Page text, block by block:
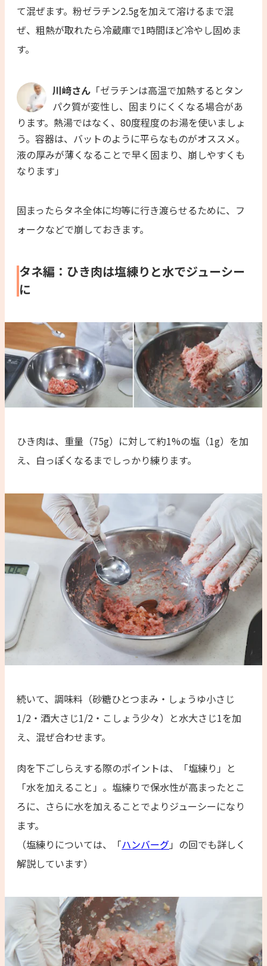
て混ぜます。粉ゼラチン2.5gを加えて溶けるまで混
ぜ、粗熱が取れたら冷蔵庫で1時間ほど冷やし固めま
す。
川﨑さん 「ゼラチンは高温で加熱するとタン
パク質が変性し、固まりにくくなる場合があ
ります。熱湯ではなく、80度程度のお湯を使いましょ
う。容器は、バットのように平らなものがオススメ。
液の厚みが薄くなることで早く固まり、崩しやすくも
なります」
固まったらタネ全体に均等に行き渡らせるために、フ
ォークなどで崩しておきます。
タネ編：ひき肉は塩練りと水でジューシー
に
ひき肉は、重量（75g）に対して約1%の塩（1g）を加
え、白っぽくなるまでしっかり練ります。
続いて、調味料（砂糖ひとつまみ・しょうゆ小さじ
1/2・酒大さじ1/2・こしょう少々）と水大さじ1を加
え、混ぜ合わせます。
肉を下ごしらえする際のポイントは、「塩練り」と
「水を加えること」。塩練りで保水性が高まったとこ
ろに、さらに水を加えることでよりジューシーになり
ます。
（塩練りについては、「ハンバーグ」の回でも詳しく
解説しています）